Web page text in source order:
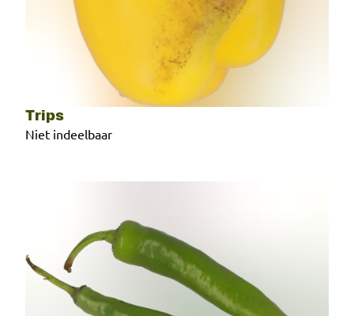
Trips
Niet indeelbaar